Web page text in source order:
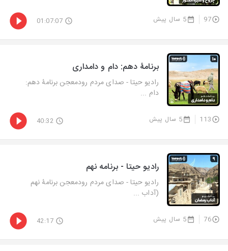
97 5 سال پیش 01:07:07
برنامۀ دهم: دام و دامداری
رادیو حیتا - صدای مردم رودمعجن برنامۀ دهم:
دام ...
113 5 سال پیش 40:32
رادیو حیتا - برنامه نهم
رادیو حیتا - صدای مردم رودمعجن برنامۀ نهم
(آداب ...
76 5 سال پیش 42:17